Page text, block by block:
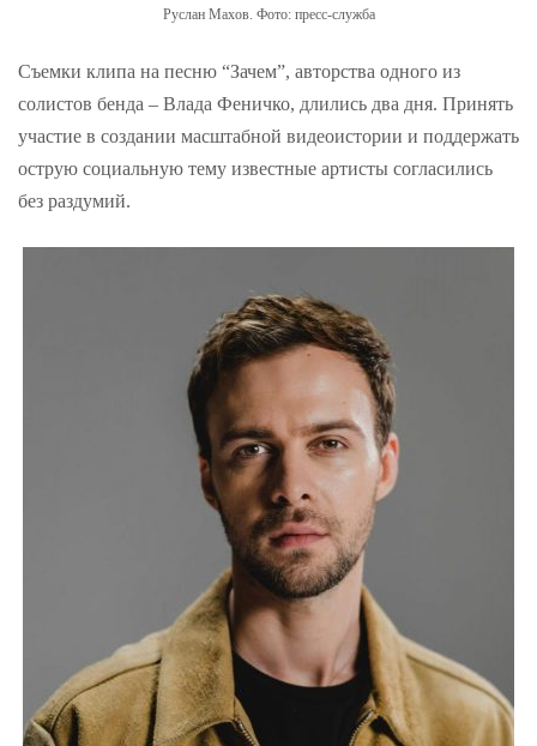
Руслан Махов. Фото: пресс-служба
Съемки клипа на песню “Зачем”, авторства одного из
солистов бенда – Влада Феничко, длились два дня. Принять
участие в создании масштабной видеоистории и поддержать
острую социальную тему известные артисты согласились
без раздумий.